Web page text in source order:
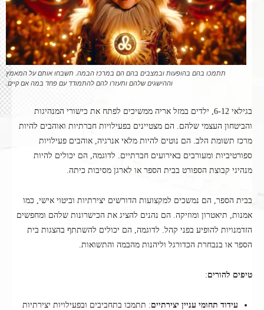
תתמכו בהם בהופעות ובמצבים בהם הם במרכז הבמה. תשבחו אותם על המאמץ
וההישגים שלהם ותעזרו להם להתמודד עם פחד במה אם קיים.
בגילאי 6-12, ילדים במזל אריה ממשיכים לפתח את כישורי המנהיגות
והביטחון העצמי שלהם. הם מצטיינים בפעילויות חברתיות ואוהבים להיות
מרכז תשומת הלב. הם נוטים להיות מלאי אנרגיה, אוהבים פעילויות
ספורטיביות ומעורבים באירועים חברתיים. לדוגמה, הם יכולים להיות
מנהיגי קבוצת הספורט בבית הספר או לארגן מסיבות כיתה.
בבית הספר, הם נמשכים למקצועות הדורשים יצירתיות וביטוי אישי, כמו
אמנות, תיאטרון ומוזיקה. הם נהנים להציג את הכישרונות שלהם ומחפשים
הזדמנויות להופיע בפני קהל. לדוגמה, הם יכולים להשתתף בהצגות בית
הספר או בנבחרת הכדורגל וליהנות מהבמה והתשואות.
טיפים להורים:
עידוד תחומי עניין יצירתיים: תתמכו בתחביבים ובפעילויות יצירתיות